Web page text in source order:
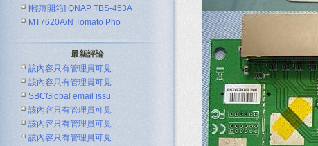
[輕薄開箱] QNAP TBS-453A
MT7620A/N Tomato Pho
最新評論
該內容只有管理員可見
該內容只有管理員可見
SBCGlobal email issu
該內容只有管理員可見
該內容只有管理員可見
該內容只有管理員可見